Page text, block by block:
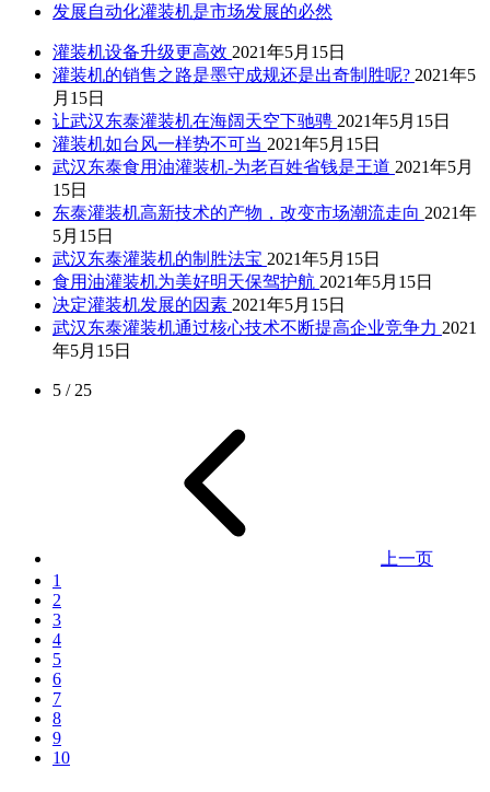
发展自动化灌装机是市场发展的必然
灌装机设备升级更高效 2021年5月15日
灌装机的销售之路是墨守成规还是出奇制胜呢? 2021年5
月15日
让武汉东泰灌装机在海阔天空下驰骋 2021年5月15日
灌装机如台风一样势不可当 2021年5月15日
武汉东泰食用油灌装机-为老百姓省钱是王道 2021年5月
15日
东泰灌装机高新技术的产物，改变市场潮流走向 2021年
5月15日
武汉东泰灌装机的制胜法宝 2021年5月15日
食用油灌装机为美好明天保驾护航 2021年5月15日
决定灌装机发展的因素 2021年5月15日
武汉东泰灌装机通过核心技术不断提高企业竞争力 2021
年5月15日
5 / 25
上一页
1
2
3
4
5
6
7
8
9
10